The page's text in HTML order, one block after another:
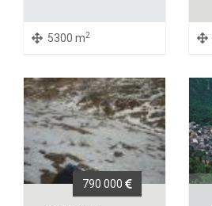
5300 m2
790 000